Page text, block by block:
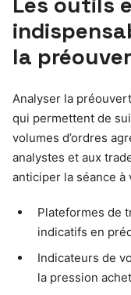
la
Analyser la
qui permettent de
volumes d’ordres
analystes et aux
anticiper la séance à
Plateformes de
indicatifs en
Indicateurs de
la pression